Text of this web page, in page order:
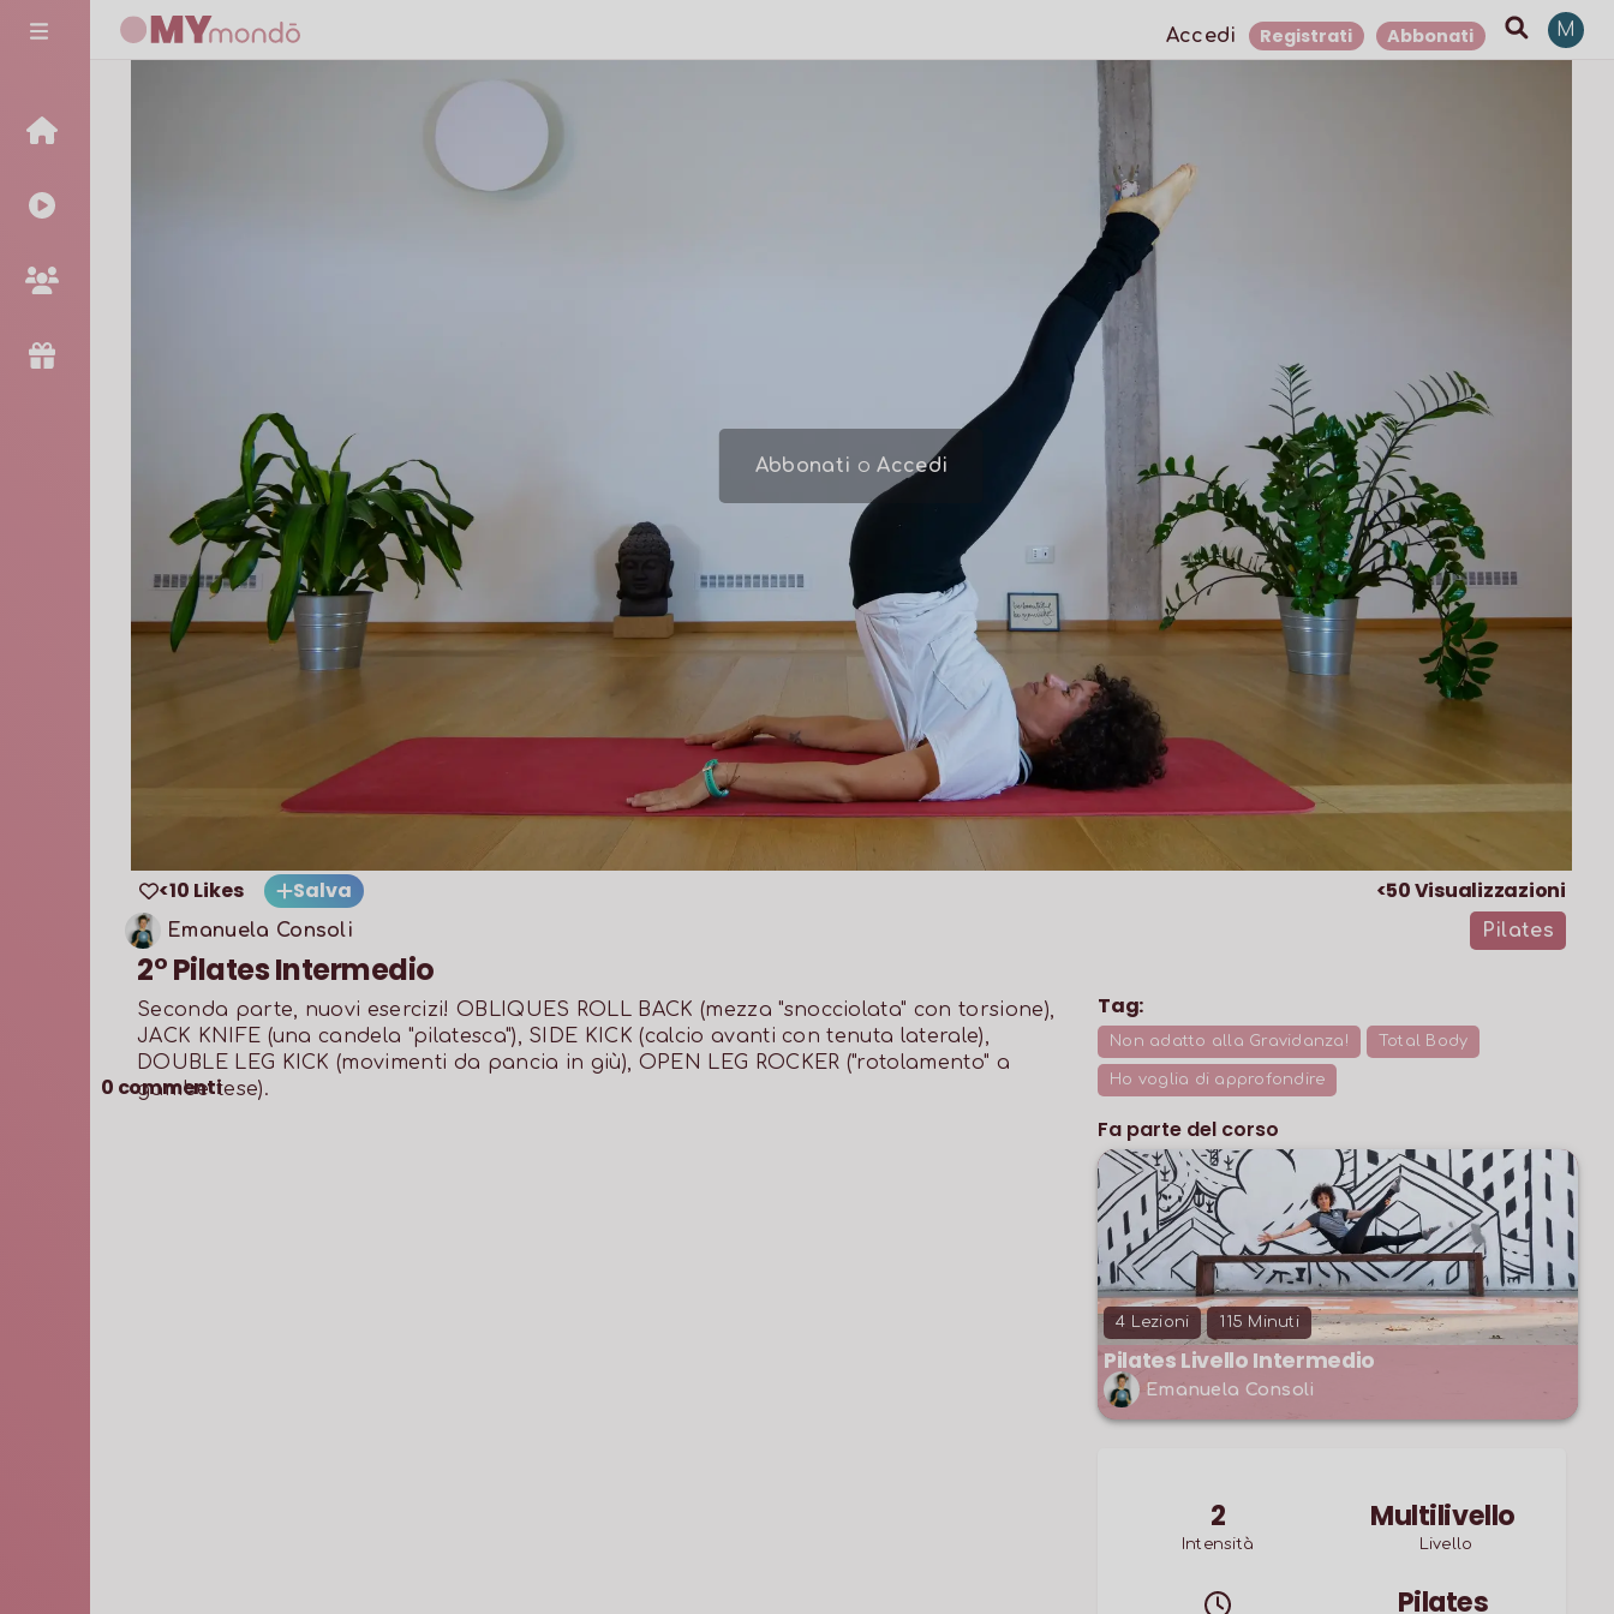
Accedi Registrati Abbonati M
Abbonati oAccedi
<10 Likes Salva <50Visualizzazioni
Emanuela Consoli Pilates
2° Pilates Intermedio
Seconda parte, nuovi esercizi! OBLIQUES ROLL BACK (mezza "snocciolata" con torsione),
JACK KNIFE (una candela "pilatesca"), SIDE KICK (calcio avanti con tenuta laterale),
DOUBLE LEG KICK (movimenti da pancia in giù), OPEN LEG ROCKER ("rotolamento" a
gambe tese).
0 commenti
Tag:
Non adatto alla Gravidanza! Total Body
Ho voglia di approfondire
Fa parte del corso
4 Lezioni 115 Minuti
Pilates Livello Intermedio
Emanuela Consoli
2
Intensità
Multilivello
Livello
Pilates